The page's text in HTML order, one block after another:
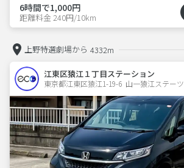
6時間で1,000円
距離料金 240円/10km
上野特選劇場から 4332m
江東区猿江１丁目ステーション
東京都江東区猿江1-19-6  山一猿江ステーツ